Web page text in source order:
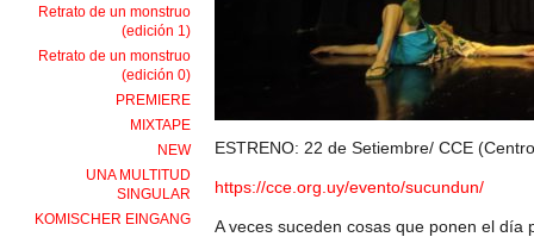
ESTRENO: 22 de Setiembre/ CCE
https://cce.org.uy/evento/sucundun/
A veces suceden cosas que ponen el
Retrato de un monstruo
(edición 1)
Retrato de un monstruo
(edición 0)
PREMIERE
MIXTAPE
NEW
UNA MULTITUD
SINGULAR
KOMISCHER EINGANG